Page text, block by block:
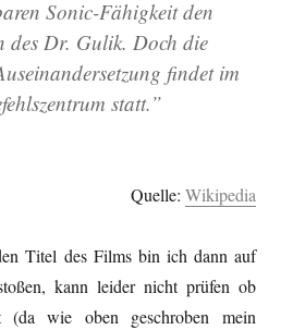
Sonic-Fähigkeit den
des Dr. Gulik. Doch die
findet im
statt.”
Quelle: Wikipedia
Titel des Films bin ich dann auf
kann leider nicht prüfen ob
(da wie oben geschroben mein